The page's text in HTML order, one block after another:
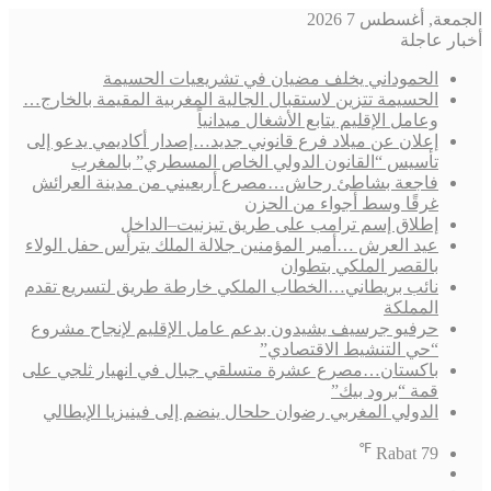
الجمعة, أغسطس 7 2026
أخبار عاجلة
الحموداني يخلف مضيان في تشريعيات الحسيمة
الحسيمة تتزين لاستقبال الجالية المغربية المقيمة بالخارج…
وعامل الإقليم يتابع الأشغال ميدانياً
إعلان عن ميلاد فرع قانوني جديد…إصدار أكاديمي يدعو إلى
تأسيس “القانون الدولي الخاص المسطري” بالمغرب
فاجعة بشاطئ رحاش…مصرع أربعيني من مدينة العرائش
غرقًا وسط أجواء من الحزن
إطلاق إسم ترامب على طريق تيزنيت–الداخل
عيد العرش …أمير المؤمنين جلالة الملك يترأس حفل الولاء
بالقصر الملكي بتطوان
نائب بريطاني…الخطاب الملكي خارطة طريق لتسريع تقدم
المملكة
حرفيو جرسيف يشيدون بدعم عامل الإقليم لإنجاح مشروع
“حي التنشيط الاقتصادي”
باكستان…مصرع عشرة متسلقي جبال في انهيار ثلجي على
قمة “برود بيك”
الدولي المغربي رضوان حلحال ينضم إلى فينيزيا الإيطالي
Rabat 79
℉